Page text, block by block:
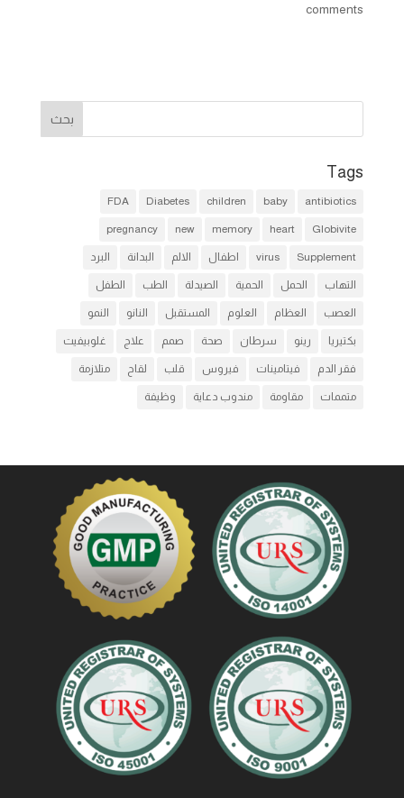
comments
Tags
antibiotics
baby
children
Diabetes
FDA
Globivite
heart
memory
new
pregnancy
Supplement
virus اطفال الالم البدانة البرد
التهاب الحمل الحمية الصيدلة الطب الطفل
العصب العظام العلوم المستقبل النانو النمو
بكتيريا رينو سرطان صحة صمم علاج غلوبيفيت
فقر الدم فيتامينات فيروس قلب لقاح متلازمة
متممات مقاومة مندوب دعاية وظيفة